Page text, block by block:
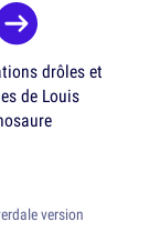
drôles et
de Louis
version